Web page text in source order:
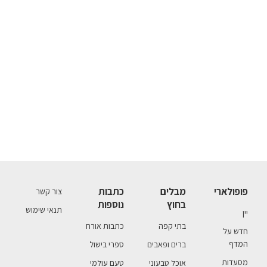
פופולארי
יין
חדש על
המדף
מסעדות
מבלים
בחוץ
בתי קפה
ברים ופאבים
אוכל טבעוני
כתבות
נוספות
כתבות אורח
ספרי בישול
טעם עולמי
צור קשר
תנאי שימוש